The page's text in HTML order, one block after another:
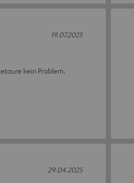
kein Problem.
19.07.2025
29.04.2025